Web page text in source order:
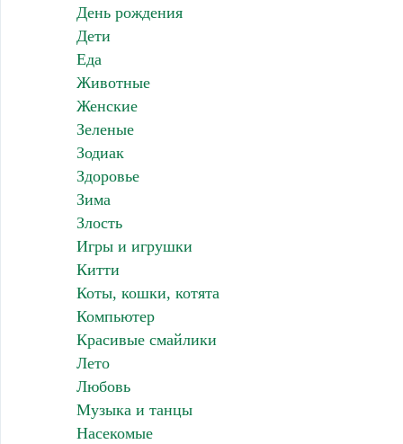
День рождения
Дети
Еда
Животные
Женские
Зеленые
Зодиак
Здоровье
Зима
Злость
Игры и игрушки
Китти
Коты, кошки, котята
Компьютер
Красивые смайлики
Лето
Любовь
Музыка и танцы
Насекомые